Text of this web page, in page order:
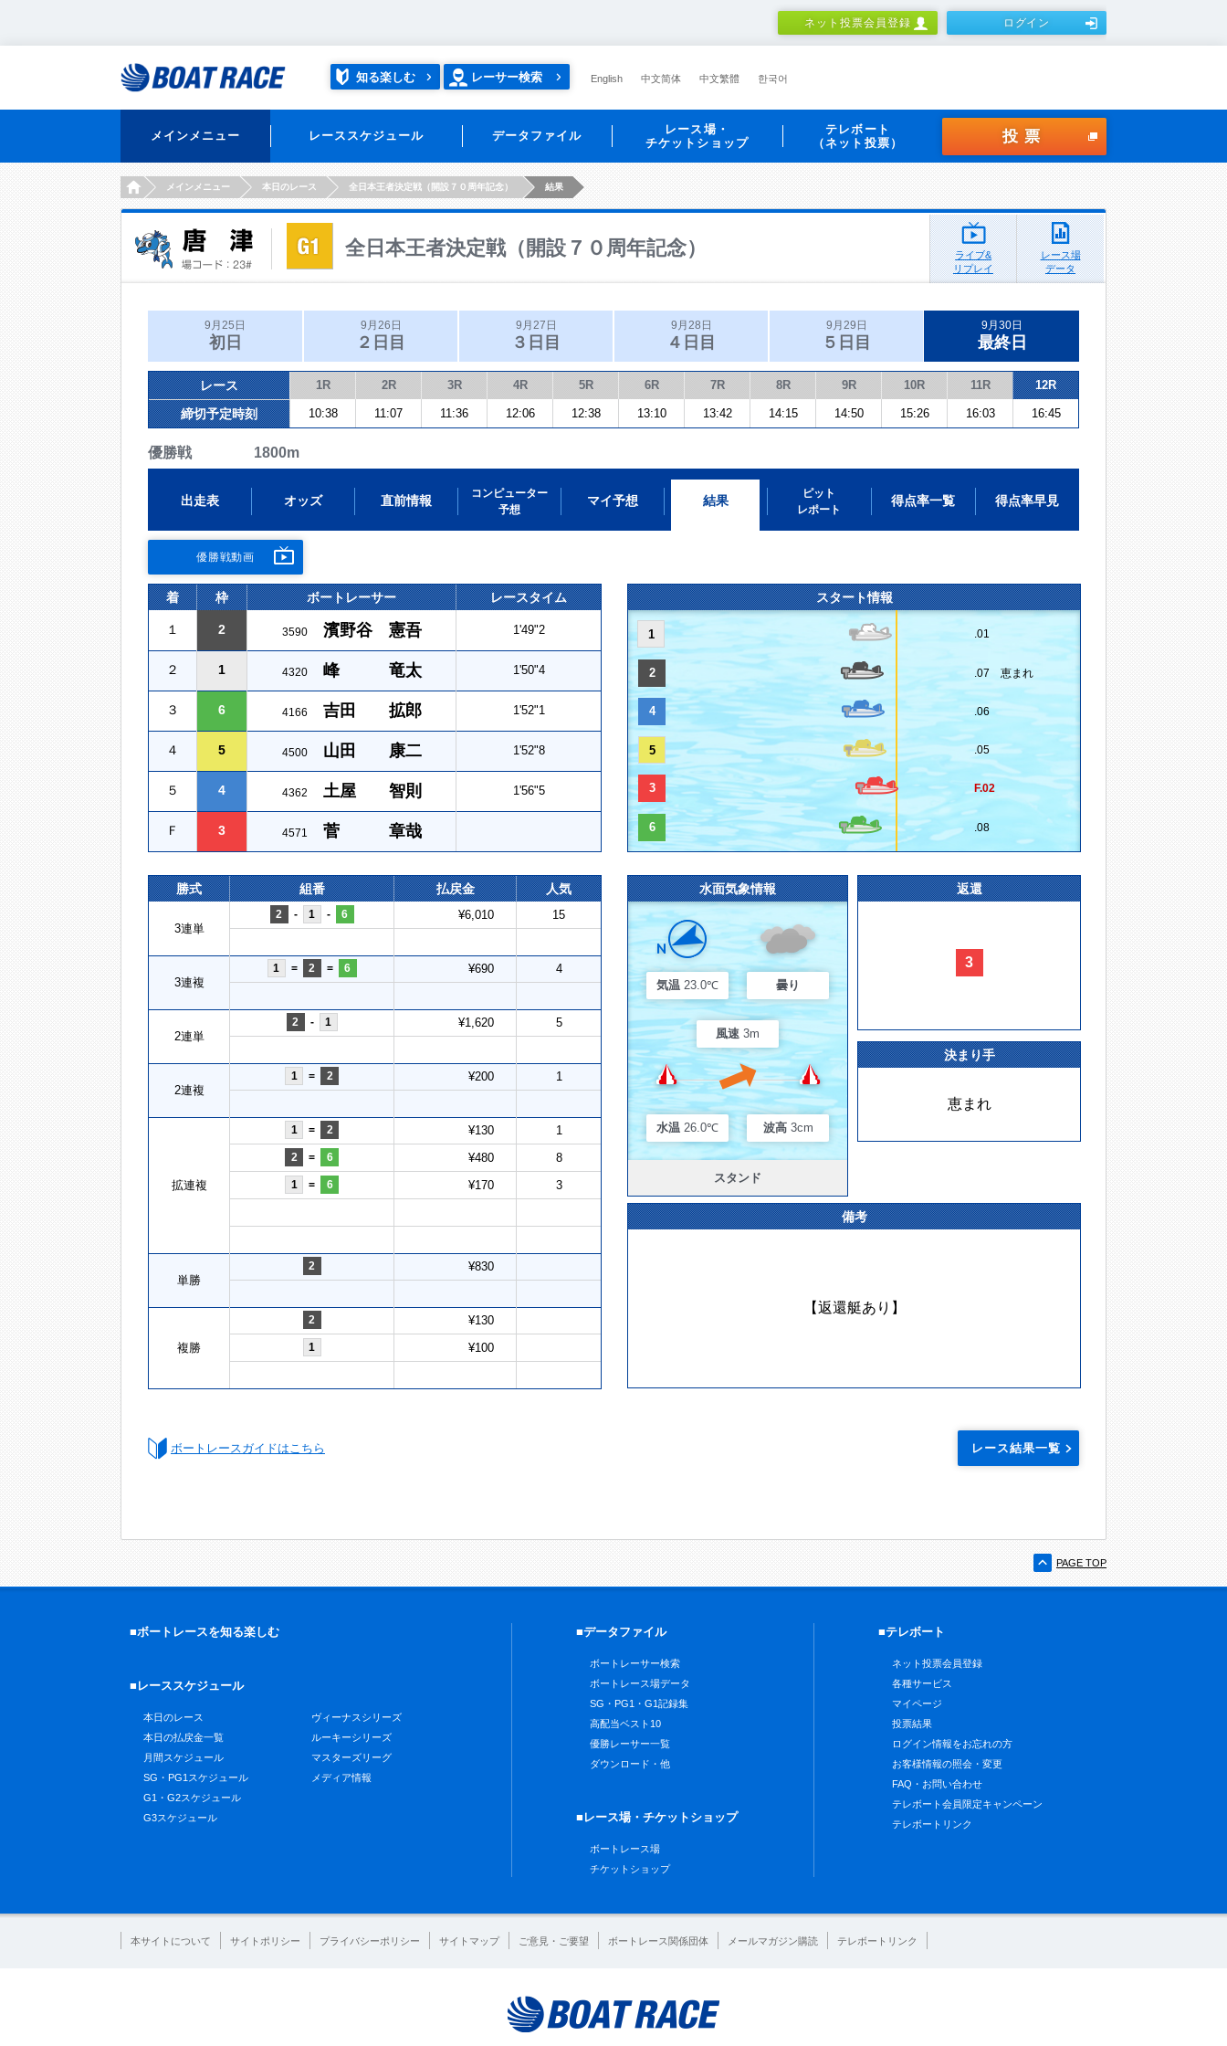
ネット投票会員登録 ログイン
知る楽しむ レーサー検索 English 中文简体 中文繁體 한국어
メインメニュー レーススケジュール データファイル
レース場・
チケットショップ
テレボート
（ネット投票）
投票
HOMEメインメニュー 本日のレース 全日本王者決定戦（開設７０周年記念） 結果
全日本王者決定戦（開設７０周年記念）
ライブ&
リプレイ
レース場
データ
9月25日
初日
9月26日
２日目
9月27日
３日目
9月28日
４日目
9月29日
５日目
9月30日
最終日
レース 1R 2R 3R 4R 5R 6R 7R 8R 9R 10R 11R 12R
締切予定時刻 10:38 11:07 11:36 12:06 12:38 13:10 13:42 14:15 14:50 15:26 16:03 16:45
優勝戦 1800m
出走表 オッズ 直前情報
コンピューター
予想
マイ予想 結果
ピット
レポート
得点率一覧 得点率早見
優勝戦動画
着 枠 ボートレーサー レースタイム
１ 2 3590 濱野谷 憲吾 1'49"2
２ 1 4320 峰 竜太 1'50"4
３ 6 4166 吉田 拡郎 1'52"1
４ 5 4500 山田 康二 1'52"8
５ 4 4362 土屋 智則 1'56"5
Ｆ 3 4571 菅 章哉
スタート情報
1 .01
2 .07 恵まれ
4 .06
5 .05
3 F.02
6 .08
勝式 組番 払戻金 人気
3連単
2 - 1 - 6 ¥6,010 15
3連複
1 = 2 = 6 ¥690 4
2連単
2 - 1 ¥1,620 5
2連複
1 = 2 ¥200 1
拡連複
1 = 2 ¥130 1
2 = 6 ¥480 8
1 = 6 ¥170 3
単勝
2 ¥830
複勝
2 ¥130
1 ¥100
水面気象情報
気温 23.0℃ 曇り
風速 3m
水温 26.0℃ 波高 3cm
スタンド
返還
3
決まり手
恵まれ
備考
【返還艇あり】
ボートレースガイドはこちら レース結果一覧
PAGE TOP
■ボートレースを知る楽しむ
■レーススケジュール
本日のレース
本日の払戻金一覧
月間スケジュール
SG・PG1スケジュール
G1・G2スケジュール
G3スケジュール
ヴィーナスシリーズ
ルーキーシリーズ
マスターズリーグ
メディア情報
■データファイル
ボートレーサー検索
ボートレース場データ
SG・PG1・G1記録集
高配当ベスト10
優勝レーサー一覧
ダウンロード・他
■レース場・チケットショップ
ボートレース場
チケットショップ
■テレボート
ネット投票会員登録
各種サービス
マイページ
投票結果
ログイン情報をお忘れの方
お客様情報の照会・変更
FAQ・お問い合わせ
テレボート会員限定キャンペーン
テレボートリンク
本サイトについて サイトポリシー プライバシーポリシー サイトマップ ご意見・ご要望 ボートレース関係団体 メールマガジン購読 テレボートリンク